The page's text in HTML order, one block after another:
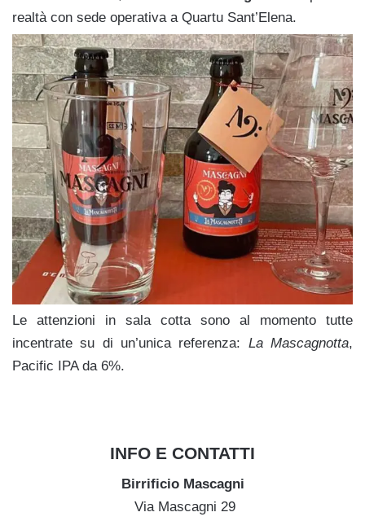
realtà con sede operativa a Quartu Sant’Elena.
Le attenzioni in sala cotta sono al momento tutte
incentrate su di un’unica referenza: La Mascagnotta,
Pacific IPA da 6%.
INFO E CONTATTI
Birrificio Mascagni
Via Mascagni 29